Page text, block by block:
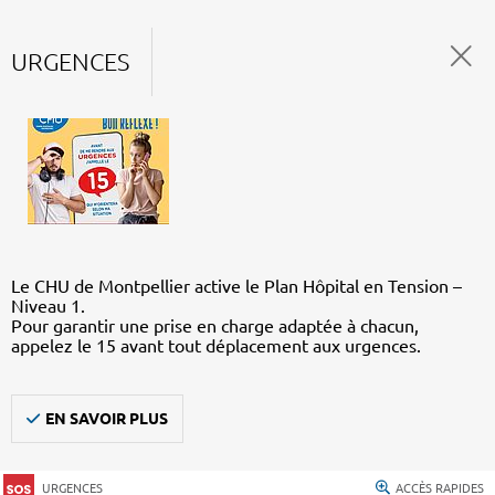
URGENCES
Le CHU de Montpellier active le Plan Hôpital en Tension –
Niveau 1.
Pour garantir une prise en charge adaptée à chacun,
appelez le 15 avant tout déplacement aux urgences.
EN SAVOIR PLUS
URGENCES ACCÈS RAPIDES